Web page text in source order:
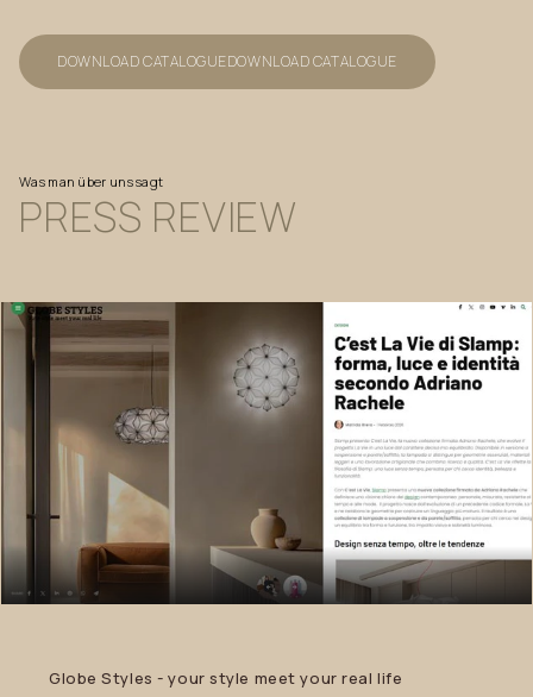
DOWNLOAD CATALOGUEDOWNLOAD CATALOGUE
Was man über uns sagt
PRESS REVIEW
Globe Styles - your style meet your real life